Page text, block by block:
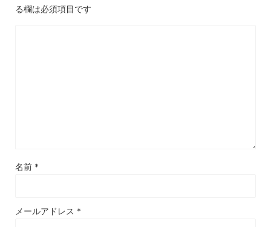
る欄は必須項目です
名前 *
メールアドレス *